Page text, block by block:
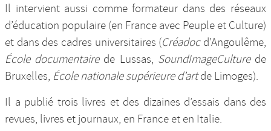
Il intervient aussi comme formateur dans des réseaux
d’éducation populaire (en France avec Peuple et Culture)
et dans des cadres universitaires (Créadocd’Angoulême,
École documentairede Lussas, SoundImageCulturede
Bruxelles, École nationale supérieure d’artde Limoges).
Il a publié trois livres et des dizaines d’essais dans des
revues, livres et journaux, en France et en Italie.